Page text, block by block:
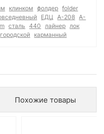
клинком фолдер folder
ЕДЦ А-208 A-
сталь 440 лайнер лок
городской карманный
Похожие товары